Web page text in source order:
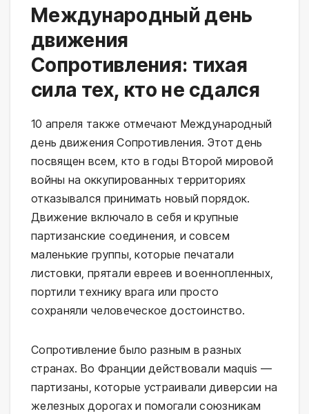
Международный день
движения
Сопротивления: тихая
сила тех, кто не сдался
10 апреля также отмечают Международный
день движения Сопротивления. Этот день
посвящен всем, кто в годы Второй мировой
войны на оккупированных территориях
отказывался принимать новый порядок.
Движение включало в себя и крупные
партизанские соединения, и совсем
маленькие группы, которые печатали
листовки, прятали евреев и военнопленных,
портили технику врага или просто
сохраняли человеческое достоинство.
Сопротивление было разным в разных
странах. Во Франции действовали маquis —
партизаны, которые устраивали диверсии на
железных дорогах и помогали союзникам